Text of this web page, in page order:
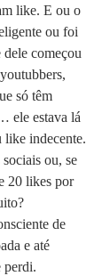
like. E ou o
ou foi
dele começou
só têm
ele estava lá
like indecente.
ou, se
20 likes por
de
e até
perdi.